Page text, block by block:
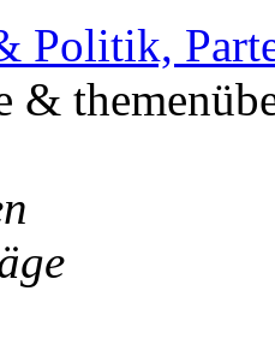
Politik,
&